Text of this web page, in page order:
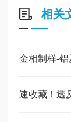
相关
金相制样-